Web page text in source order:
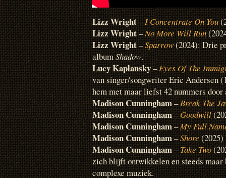
Lizz Wright–I Concentrate On You
Lizz Wright–No More Will Run
Lizz Wright–Sparrow(2024): Drie
albumShadow.
Lucy Kaplansky–Eyes Of The
van singer/songwriter Eric Andersen
hem met maar liefst 42 nummers
Madison Cunningham–Break The
Madison Cunningham–Goodwill
Madison Cunningham–My Full
Madison Cunningham–Shore (2025)
Madison Cunningham–Take Two
zich blijft ontwikkelen en steeds
complexe muziek.